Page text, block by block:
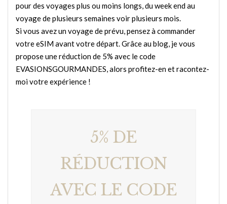
pour des voyages plus ou moins longs, du week end au
voyage de plusieurs semaines voir plusieurs mois.
Si vous avez un voyage de prévu, pensez à commander
votre eSIM avant votre départ. Grâce au blog, je vous
propose une réduction de 5% avec le code
EVASIONSGOURMANDES, alors profitez-en et racontez-
moi votre expérience !
5% DE
RÉDUCTION
AVEC LE CODE